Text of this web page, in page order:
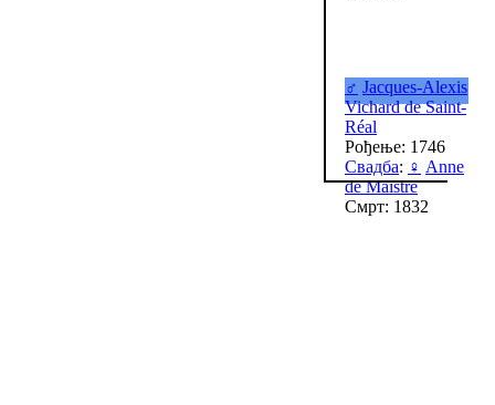
♂ Jacques-Alexis
Vichard de Saint-
Réal
Рођење: 1746
Свадба: ♀ Anne
de Maistre
Смрт: 1832